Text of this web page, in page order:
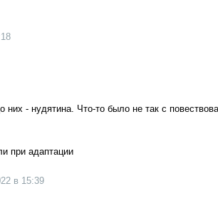
них - нудятина. Что-то было не так с
при адаптации
в 15:39